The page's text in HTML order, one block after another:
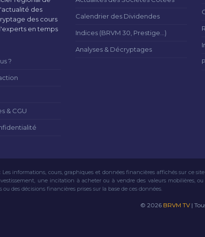
des
des cours
en temps
?
& CGU
Calendrier des Dividendes
Indices (BRVM 30, Prestige...)
Analyses & Décryptages
Les informations, cours, graphiques et données financières affichés sur ce
une incitation à acheter ou à vendre des valeurs mobilières,
ou des décisions financières prises sur la base de ces données.
© 2026 BRVM TV|